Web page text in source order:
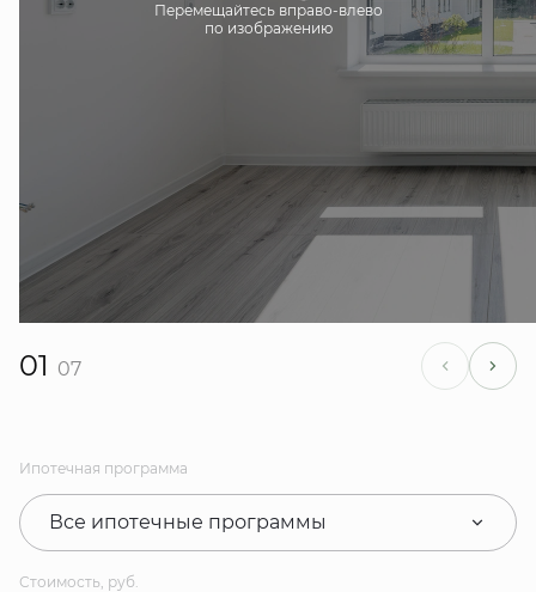
Перемещайтесь вправо-влево
по изображению
01 07
Ипотечная программа
Все ипотечные программы
Стоимость, руб.